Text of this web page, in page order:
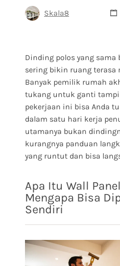
Skala8
Dinding polos yang
sering bikin ruang terasa
Banyak pemilik rumah
tukang untuk ganti
pekerjaan ini bisa Anda
dalam satu hari kerja
utamanya bukan
kurangnya panduan
yang runtut dan bisa
Apa Itu Wall
Mengapa Bisa
Sendiri